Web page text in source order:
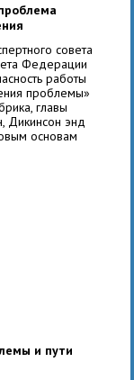
совета
Федерации
работы
проблемы»
главы
Дикинсон энд
основам
персонала.
Минздрава
эксперты
персонала.
и пути